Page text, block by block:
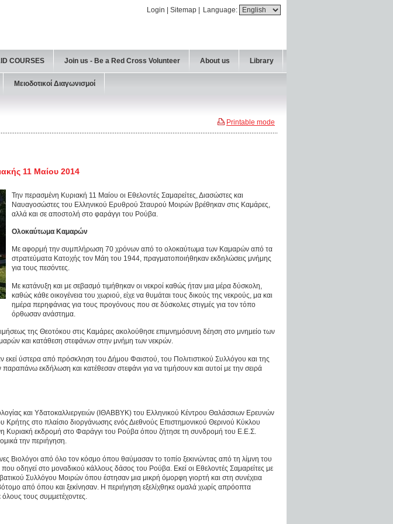
Language:
Login Sitemap
COURSES Join us - Be a Red Cross Volunteer About us Library
Μειοδοτικοί Διαγωνισμοί
Printable mode
11 Μαίου 2014
Την περασμένη Κυριακή 11 Μαίου οι Εθελοντές Σαμαρείτες, Διασώστες και
Ναυαγοσώστες του Ελληνικού Ερυθρού Σταυρού Μοιρών βρέθηκαν στις Καμάρες,
αλλά και σε αποστολή στο φαράγγι του Ρούβα.
Ολοκαύτωμα Καμαρών
Με αφορμή την συμπλήρωση 70 χρόνων από το ολοκαύτωμα των Καμαρών από τα
στρατεύματα Κατοχής τον Μάη του 1944, πραγματοποιήθηκαν εκδηλώσεις μνήμης
για τους πεσόντες.
Με κατάνυξη και με σεβασμό τιμήθηκαν οι νεκροί καθώς ήταν μια μέρα δύσκολη,
καθώς κάθε οικογένεια του χωριού, είχε να θυμάται τους δικούς της νεκρούς, μα και
ημέρα περηφάνιας για τους προγόνους που σε δύσκολες στιγμές για τον τόπο
όρθωσαν ανάστημα.
της Θεοτόκου στις Καμάρες ακολούθησε επιμνημόσυνη δέηση στο μνημείο των
και κατάθεση στεφάνων στην μνήμη των νεκρών.
εκεί ύστερα από πρόσκληση του Δήμου Φαιστού, του Πολιτιστικού Συλλόγου και της
εκδήλωση και κατέθεσαν στεφάνι για να τιμήσουν και αυτοί με την σειρά
και Υδατοκαλλιεργειών (ΙΘΑΒΒΥΚ) του Ελληνικού Κέντρου Θαλάσσιων Ερευνών
στο πλαίσιο διοργάνωσης ενός Διεθνούς Επιστημονικού Θερινού Κύκλου
Κυριακή εκδρομή στο Φαράγγι του Ρούβα όπου ζήτησε τη συνδρομή του Ε.Ε.Σ.
την περιήγηση.
Βιολόγοι από όλο τον κόσμο όπου θαύμασαν το τοπίο ξεκινώντας από τη λίμνη του
οδηγεί στο μοναδικού κάλλους δάσος του Ρούβα. Εκεί οι Εθελοντές Σαμαρείτες με
Συλλόγου Μοιρών όπου έστησαν μια μικρή όμορφη γιορτή και στη συνέχεια
από όπου και ξεκίνησαν. Η περιήγηση εξελίχθηκε ομαλά χωρίς απρόοπτα
τους συμμετέχοντες.